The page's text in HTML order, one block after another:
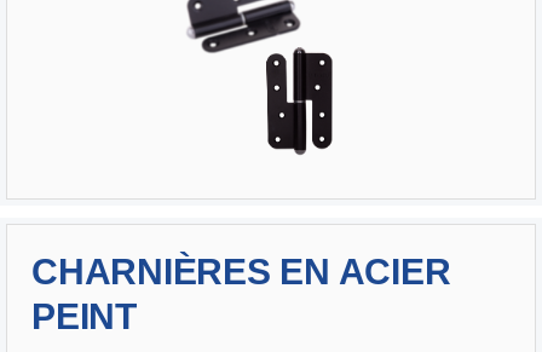
CHARNIÈRES EN ACIER
PEINT